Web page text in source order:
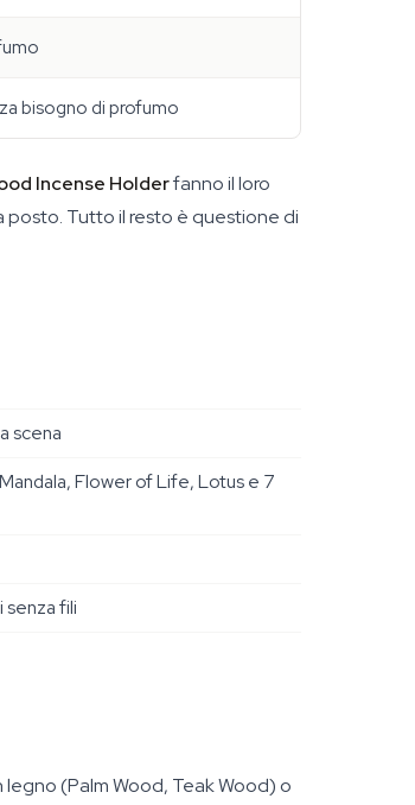
bisogno di profumo
Incense Holderfanno il loro
posto. Tutto il resto è questione di
scena
Flower of Life, Lotus e 7
senza fili
(Palm Wood, Teak Wood) o